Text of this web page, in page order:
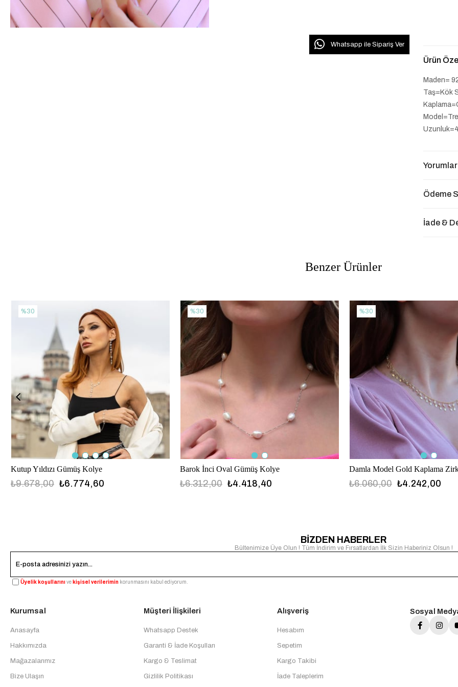
Whatsapp ile Sipariş Ver
Ürün
Maden=
Taş=Kök
Yorumlar
Ödeme
İade &
Benzer Ürünler
Kutup Yıldızı Gümüş Kolye
₺6.774,60
₺9.678,00
%30
Barok İnci Oval Gümüş Kolye
₺4.418,40
₺6.312,00
%30
₺4.242,00
₺6.060,00
%30
BİZDEN HABERLER
Bültenimize Üye Olun ! Tüm İndirim ve Fırsatlardan İlk Sizin Haberiniz Olsun !
Üyelik koşullarınıve kişisel verilerimin korunmasını kabul ediyorum.
Kurumsal
Anasayfa
Hakkımızda
Mağazalarımız
Bize Ulaşın
Müşteri İlişkileri
Whatsapp Destek
Garanti & İade Koşulları
Kargo & Teslimat
Gizlilik Politikası
Alışveriş
Hesabım
Sepetim
Kargo Takibi
İade Taleplerim
Sosyal